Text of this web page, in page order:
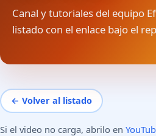
Canal y tutoriales del equipo
listado con el enlace bajo el
← Volver al listado
Si el video no carga, abrilo en